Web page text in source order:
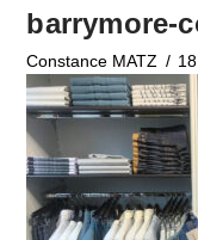
barrymore-
Constance MATZ